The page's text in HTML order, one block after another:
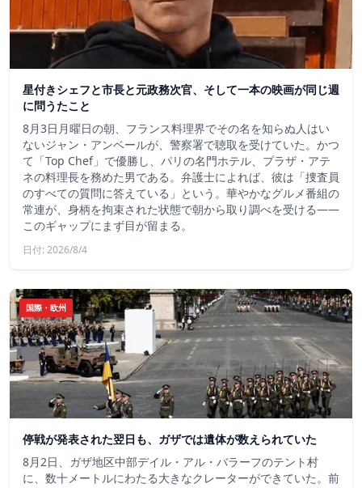
星付きシェフと市長と元政務次官、そして一本の映画が同じ週
に問うたこと
8月3日月曜日の朝、フランス料理界でその名を知らぬ人はい
ないジャン・アンベールが、警察署で聴取を受けていた。かつ
て「Top Chef」で優勝し、パリの名門ホテル、プラザ・アテ
ネの料理長を務めた男である。弁護士によれば、彼は「捜査員
のすべての質問に答えている」という。華やかなグルメ番組の
常連が、身柄を拘束された状態で朝から取り調べを受ける――
このギャップにまず目が留まる。
日付: 2026/8/4
国際・欧州
停戦が発表された翌日も、ガザでは遺体が数えられていた
8月2日、ガザ地区中部デイル・アル・バラーフのテント村
に、数十メートルにわたる大きなクレーターができていた。前